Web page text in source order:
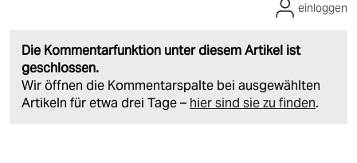
Die Kommentarfunktion unter diesem Artikel ist
geschlossen.
Wir öffnen die Kommentarspalte bei ausgewählten
Artikeln für etwa drei Tage – hier sind sie zu finden.
einloggen